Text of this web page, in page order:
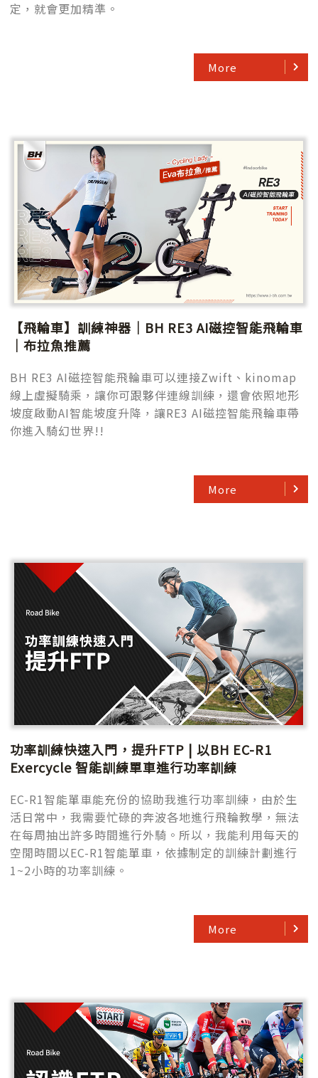
定，就會更加精準。
More
【飛輪車】訓練神器｜BH RE3 AI磁控智能飛輪車
｜布拉魚推薦
BH RE3 AI磁控智能飛輪車可以連接Zwift、kinomap
線上虛擬騎乘，讓你可跟夥伴連線訓練，還會依照地形
坡度啟動AI智能坡度升降，讓RE3 AI磁控智能飛輪車帶
你進入騎幻世界!!
More
功率訓練快速入門，提升FTP | 以BH EC-R1
Exercycle 智能訓練單車進行功率訓練
EC-R1智能單車能充份的協助我進行功率訓練，由於生
活日常中，我需要忙碌的奔波各地進行飛輪教學，無法
在每周抽出許多時間進行外騎。所以，我能利用每天的
空閒時間以EC-R1智能單車，依據制定的訓練計劃進行
1~2小時的功率訓練。
More